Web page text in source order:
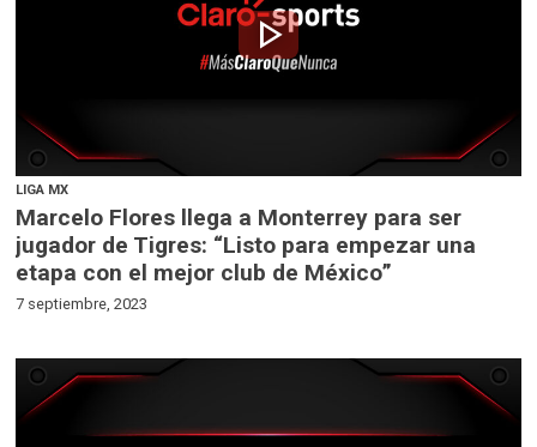
play_arrow
LIGA MX
Marcelo Flores llega a Monterrey para ser
jugador de Tigres: “Listo para empezar una
etapa con el mejor club de México”
7 septiembre, 2023